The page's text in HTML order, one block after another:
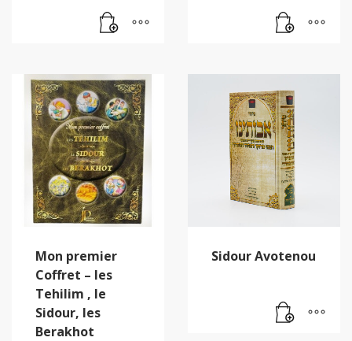
Mon premier
Coffret – les
Tehilim , le
Sidour, les
Berakhot
Sidour Avotenou